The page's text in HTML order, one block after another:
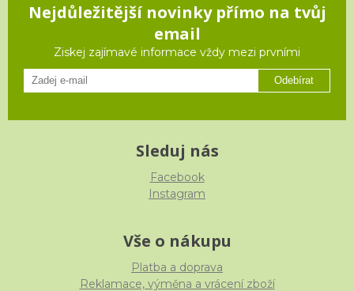
Nejdůležitější novinky přímo na tvůj
email
Ziskej zajímavé informace vždy mezi prvními
Odebírat
Sleduj nás
Facebook
Instagram
Vše o nákupu
Platba a doprava
Reklamace, výměna a vrácení zboží